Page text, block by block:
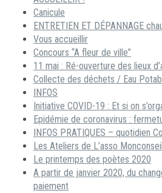
Canicule
ENTRETIEN ET DÉPANNAGE
Vous accueillir
Concours “A fleur de ville”
11 mai : Ré-ouverture des lieux
Collecte des déchets / Eau
INFOS
Initiative COVID-19 : Et si on
Epidémie de coronavirus :
INFOS PRATIQUES – quotidien
Les Ateliers de L’asso Monconseil
Le printemps des poètes 2020
A partir de janvier 2020, du
paiement